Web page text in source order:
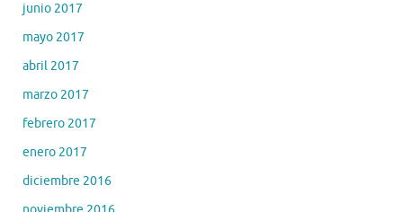
junio 2017
mayo 2017
abril 2017
marzo 2017
febrero 2017
enero 2017
diciembre 2016